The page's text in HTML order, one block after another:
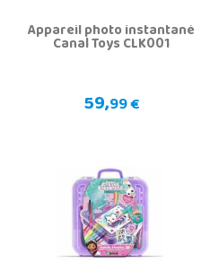
Appareil photo instantané
Canal Toys CLK001
59,99 €